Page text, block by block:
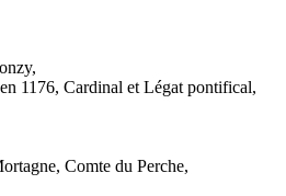
1176, Cardinal et Légat pontifical,
Comte du Perche,